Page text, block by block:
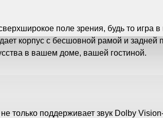
поле зрения, будь то
корпус с бесшовной рамой и
в вашем доме, вашей гостиной.
только поддерживает звук Dolby